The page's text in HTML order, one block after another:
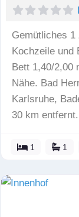
Gemütliches 1
Kochzeile und
Bett 1,40/2,00
Nähe. Bad
Karlsruhe,
30 km entfernt.
1 1